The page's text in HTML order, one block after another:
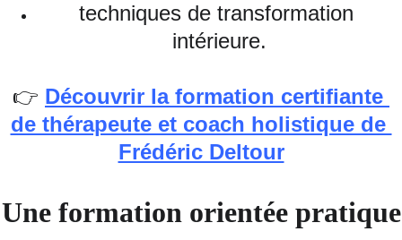
techniques de transformation
intérieure.
👉 Découvrir la formation certifiante
de thérapeute et coach holistique de
Frédéric Deltour
Une formation orientée pratique